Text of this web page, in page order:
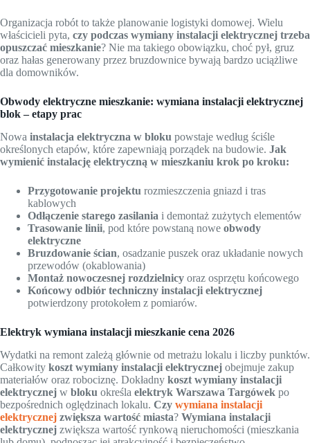
Organizacja robót to także planowanie logistyki domowej. Wielu
właścicieli pyta, czy podczas wymiany instalacji elektrycznej trzeba
opuszczać mieszkanie? Nie ma takiego obowiązku, choć pył, gruz
oraz hałas generowany przez bruzdownice bywają bardzo uciążliwe
dla domowników.
Obwody elektryczne mieszkanie: wymiana instalacji elektrycznej
blok – etapy prac
Nowa instalacja elektryczna w bloku powstaje według ściśle
określonych etapów, które zapewniają porządek na budowie. Jak
wymienić instalację elektryczną w mieszkaniu krok po kroku:
Przygotowanie projektu rozmieszczenia gniazd i tras
kablowych
Odłączenie starego zasilania i demontaż zużytych elementów
Trasowanie linii, pod które powstaną nowe obwody
elektryczne
Bruzdowanie ścian, osadzanie puszek oraz układanie nowych
przewodów (okablowania)
Montaż nowoczesnej rozdzielnicy oraz osprzętu końcowego
Końcowy odbiór techniczny instalacji elektrycznej
potwierdzony protokołem z pomiarów.
Elektryk wymiana instalacji mieszkanie cena 2026
Wydatki na remont zależą głównie od metrażu lokalu i liczby punktów.
Całkowity koszt wymiany instalacji elektrycznej obejmuje zakup
materiałów oraz robociznę. Dokładny koszt wymiany instalacji
elektrycznej w bloku określa elektryk Warszawa Targówek po
bezpośrednich oględzinach lokalu. Czy wymiana instalacji
elektrycznej zwiększa wartość miasta? Wymiana instalacji
elektrycznej zwiększa wartość rynkową nieruchomości (mieszkania